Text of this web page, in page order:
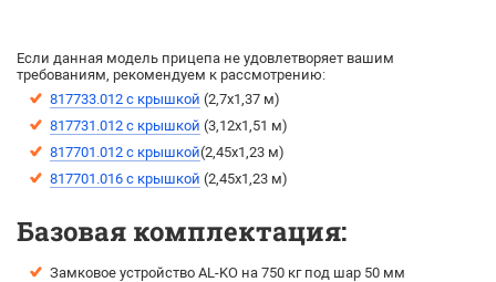
Если данная модель прицепа не удовлетворяет вашим
требованиям, рекомендуем к рассмотрению:
817733.012 с крышкой (2,7х1,37 м)
817731.012 с крышкой (3,12х1,51 м)
817701.012 с крышкой(2,45х1,23 м)
817701.016 с крышкой (2,45х1,23 м)
Базовая комплектация:
Замковое устройство AL-KO на 750 кг под шар 50 мм